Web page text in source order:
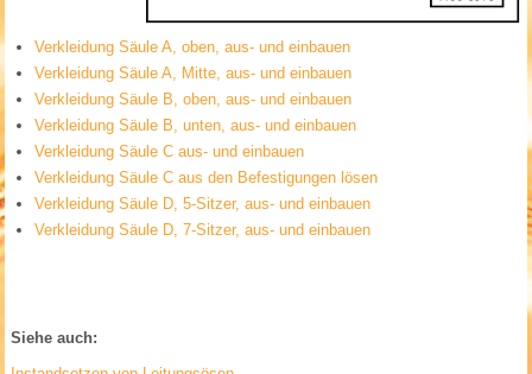
Verkleidung Säule A, oben, aus- und einbauen
Verkleidung Säule A, Mitte, aus- und einbauen
Verkleidung Säule B, oben, aus- und einbauen
Verkleidung Säule B, unten, aus- und einbauen
Verkleidung Säule C aus- und einbauen
Verkleidung Säule C aus den Befestigungen lösen
Verkleidung Säule D, 5-Sitzer, aus- und einbauen
Verkleidung Säule D, 7-Sitzer, aus- und einbauen
Siehe auch: